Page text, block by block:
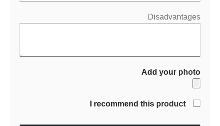
Disadvantages
Add your photo
I recommend this product